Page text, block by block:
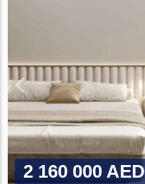
2 160 000 AED